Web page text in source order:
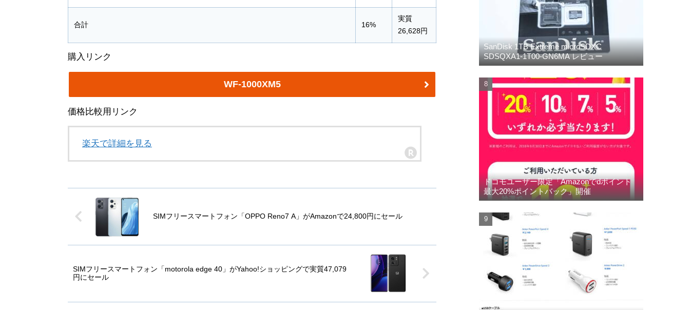
合計 16%
実質
26,628円
購入リンク
WF-1000XM5
価格比較用リンク
楽天で詳細を見る
SIMフリースマートフォン「OPPO Reno7 A」がAmazonで24,800円にセール
SIMフリースマートフォン「motorola edge 40」がYahoo!ショッピングで実質47,079
円にセール
SanDisk 1TB Extreme microSDXC
SDSQXA1-1T00-GN6MA レビュー
ドコモユーザー限定「Amazonでdポイント
最大20%ポイントバック」開催